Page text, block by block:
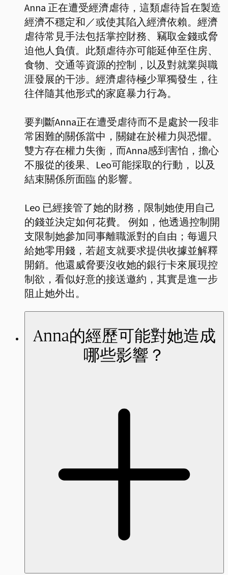
Anna 正在遭受經濟虐待，這類虐待旨在製造
經濟不穩定和／或使其陷入經濟依賴。經濟
虐待常見手法包括掌控財務、竊取金錢或脅
迫他人負債。此類虐待亦可能延伸至住房、
食物、交通等資源的控制，以及對就業與職
涯發展的干涉。經濟虐待極少單獨發生，往
往伴隨其他形式的家庭暴力行為。
要判斷Anna正在遭受虐待而不是處於一段非
常困難的關係當中，關鍵在於權力與恐懼。
雙方存在權力失衡，而Anna感到害怕，擔心
不服從的後果、Leo可能採取的行動， 以及
結束關係所面臨 的影響。
Leo 已經接管了她的財務，限制她使用自己
的錢並決定如何花費。 例如，他透過控制開
支限制她參加同事離職派對的自由；每週只
給她零用錢，若超支就要求提供收據並解釋
開銷。他還威脅要沒收她的銀行卡來展現控
制欲，看似好意的接送邀約，其實是進一步
阻止她外出。
Anna的經歷可能對她造成
哪些影響？